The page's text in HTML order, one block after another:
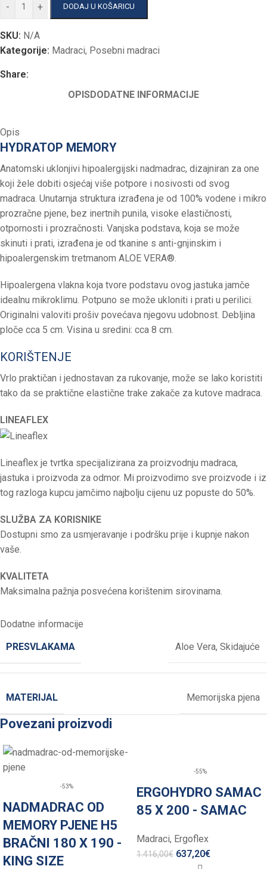
- + DODAJ U KOŠARICU
SKU: N/A
Kategorije: Madraci, Posebni madraci
Share:
OPISDODATNE INFORMACIJE
Opis
HYDRATOP MEMORY
Anatomski uklonjivi hipoalergijski nadmadrac, dizajniran za one
koji žele dobiti osjećaj više potpore i nosivosti od svog
madraca. Unutarnja struktura izrađena je od 100% vodene i mikro
prozračne pjene, bez inertnih punila, visoke elastičnosti,
otpornosti i prozračnosti. Vanjska podstava, koja se može
skinuti i prati, izrađena je od tkanine s anti-gnjinskim i
hipoalergenskim tretmanom ALOE VERA®.
Hipoalergena vlakna koja tvore podstavu ovog jastuka jamče
idealnu mikroklimu. Potpuno se može ukloniti i prati u perilici.
Originalni valoviti prošiv povećava njegovu udobnost. Debljina
ploče cca 5 cm. Visina u sredini: cca 8 cm.
KORIŠTENJE
Vrlo praktičan i jednostavan za rukovanje, može se lako koristiti
tako da se praktične elastične trake zakače za kutove madraca.
LINEAFLEX
Lineaflex je tvrtka specijalizirana za proizvodnju madraca,
jastuka i proizvoda za odmor. Mi proizvodimo sve proizvode i iz
tog razloga kupcu jamčimo najbolju cijenu uz popuste do 50%.
SLUŽBA ZA KORISNIKE
Dostupni smo za usmjeravanje i podršku prije i kupnje nakon
vaše.
KVALITETA
Maksimalna pažnja posvećena korištenim sirovinama.
Dodatne informacije
PRESVLAKAMA
Aloe Vera, Skidajuće
MATERIJAL Memorijska pjena
Povezani proizvodi
-53%
NADMADRAC OD
MEMORY PJENE H5
BRAČNI 180 X 190 -
KING SIZE
-55%
ERGOHYDRO SAMAC
85 X 200 - SAMAC
Madraci, Ergoflex
1.416,00€ 637,20€